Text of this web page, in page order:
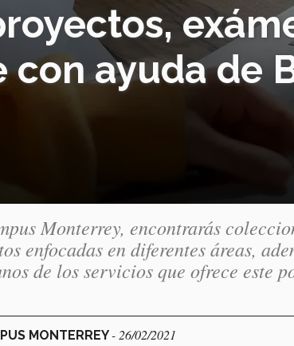
con ayuda de
Monterrey, encontrarás
enfocadas en diferentes áreas,
de los servicios que ofrece este
MONTERREY- 26/02/2021